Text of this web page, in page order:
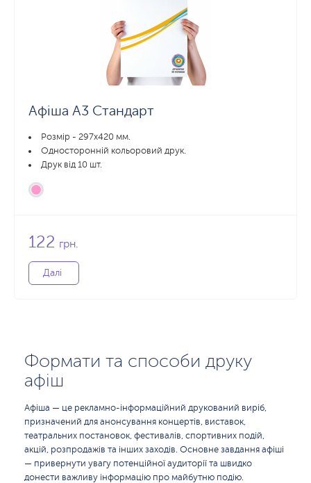
Афіша А3 Стандарт
Розмір - 297х420 мм.
Односторонній кольоровий друк.
Друк від 10 шт.
122 грн.
Далі
Формати та способи друку
афіш
Афіша — це рекламно-інформаційний друкований виріб,
призначений для анонсування концертів, виставок,
театральних постановок, фестивалів, спортивних подій,
акцій, розпродажів та інших заходів. Основне завдання афіші
— привернути увагу потенційної аудиторії та швидко
донести важливу інформацію про майбутню подію.